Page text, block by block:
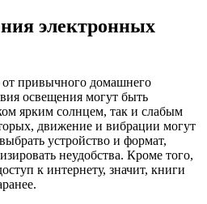
электронных
от привычного домашнего
освещения могут быть
ярким солнцем, так и слабым
движение и вибрации могут
устройство и формат,
неудобства. Кроме того,
к интернету, значит, книги